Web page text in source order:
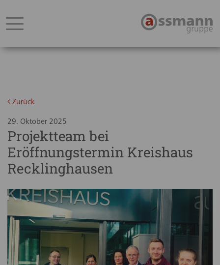
Zurück
29. Oktober 2025
Projektteam bei
Eröffnungstermin Kreishaus
Recklinghausen